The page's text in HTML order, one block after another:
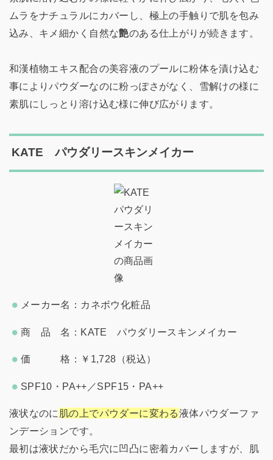
ムラをナチュラルにカバーし、極上の手触りで肌を包み
込み、キメ細かく自然な艶のある仕上がりが続きます。
和漢植物エキス配合の美容液のプールに粉体を漬け込む
事によりパウダーなのに粉っぽさがなく、雪解けの様に
素肌にしっとり溶け込む様に伸び広がります。
KATE パウダリースキンメイカー
メーカー名：カネボウ化粧品
商 品 名：KATE パウダリースキンメイカー
価 格：￥1,728（税込）
SPF10・PA++／SPF15・PA++
液状なのに 肌の上でパウダーに変わる液体パウダーファ
ンデーションです。
最初は液状だから毛穴に凹凸に密着カバーしますが、肌